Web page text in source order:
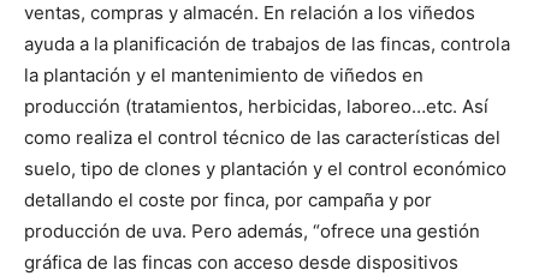
ventas, compras y almacén. En relación a los viñedos
ayuda a la planificación de trabajos de las fincas, controla
la plantación y el mantenimiento de viñedos en
producción (tratamientos, herbicidas, laboreo…etc. Así
como realiza el control técnico de las características del
suelo, tipo de clones y plantación y el control económico
detallando el coste por finca, por campaña y por
producción de uva. Pero además, “ofrece una gestión
gráfica de las fincas con acceso desde dispositivos